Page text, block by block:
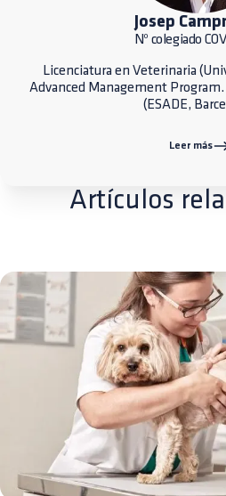
Josep
Nº colegiado
Licenciatura en Veterinaria
Advanced Management
(ESADE,
Leer más
Artículos